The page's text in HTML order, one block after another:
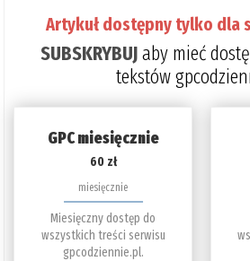
Artykuł dostępny tylko dla
SUBSKRYBUJaby mieć
tekstów
GPC miesięcznie
60 zł
miesięcznie
Miesięczny dostęp do
wszystkich treści serwisu
gpcodziennie.pl.